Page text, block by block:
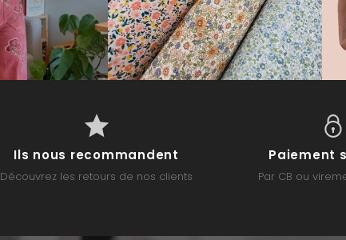
Ils nous recommandent
Découvrez les retours de nos clients
Paiement
Par CB ou